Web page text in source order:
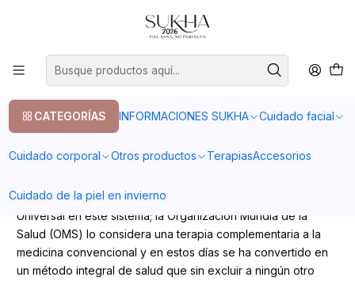
CATEGORÍAS INFORMACIONES SUKHA Cuidado facial
Cuidado corporal Otros productos TerapiasAccesorios
Cuidado de la piel en invierno
20% en tu primera compra con el codigo COMPRA1
Reiki es un método de sanación energética,desarrollado en
un retiro de 21 días fue iniciado por la propia Energía
Universal en este sistema; la Organización Mundia de la
Salud (OMS) lo considera una terapia complementaria a la
medicina convencional y en estos días se ha convertido en
un método integral de salud que sin excluir a ningún otro